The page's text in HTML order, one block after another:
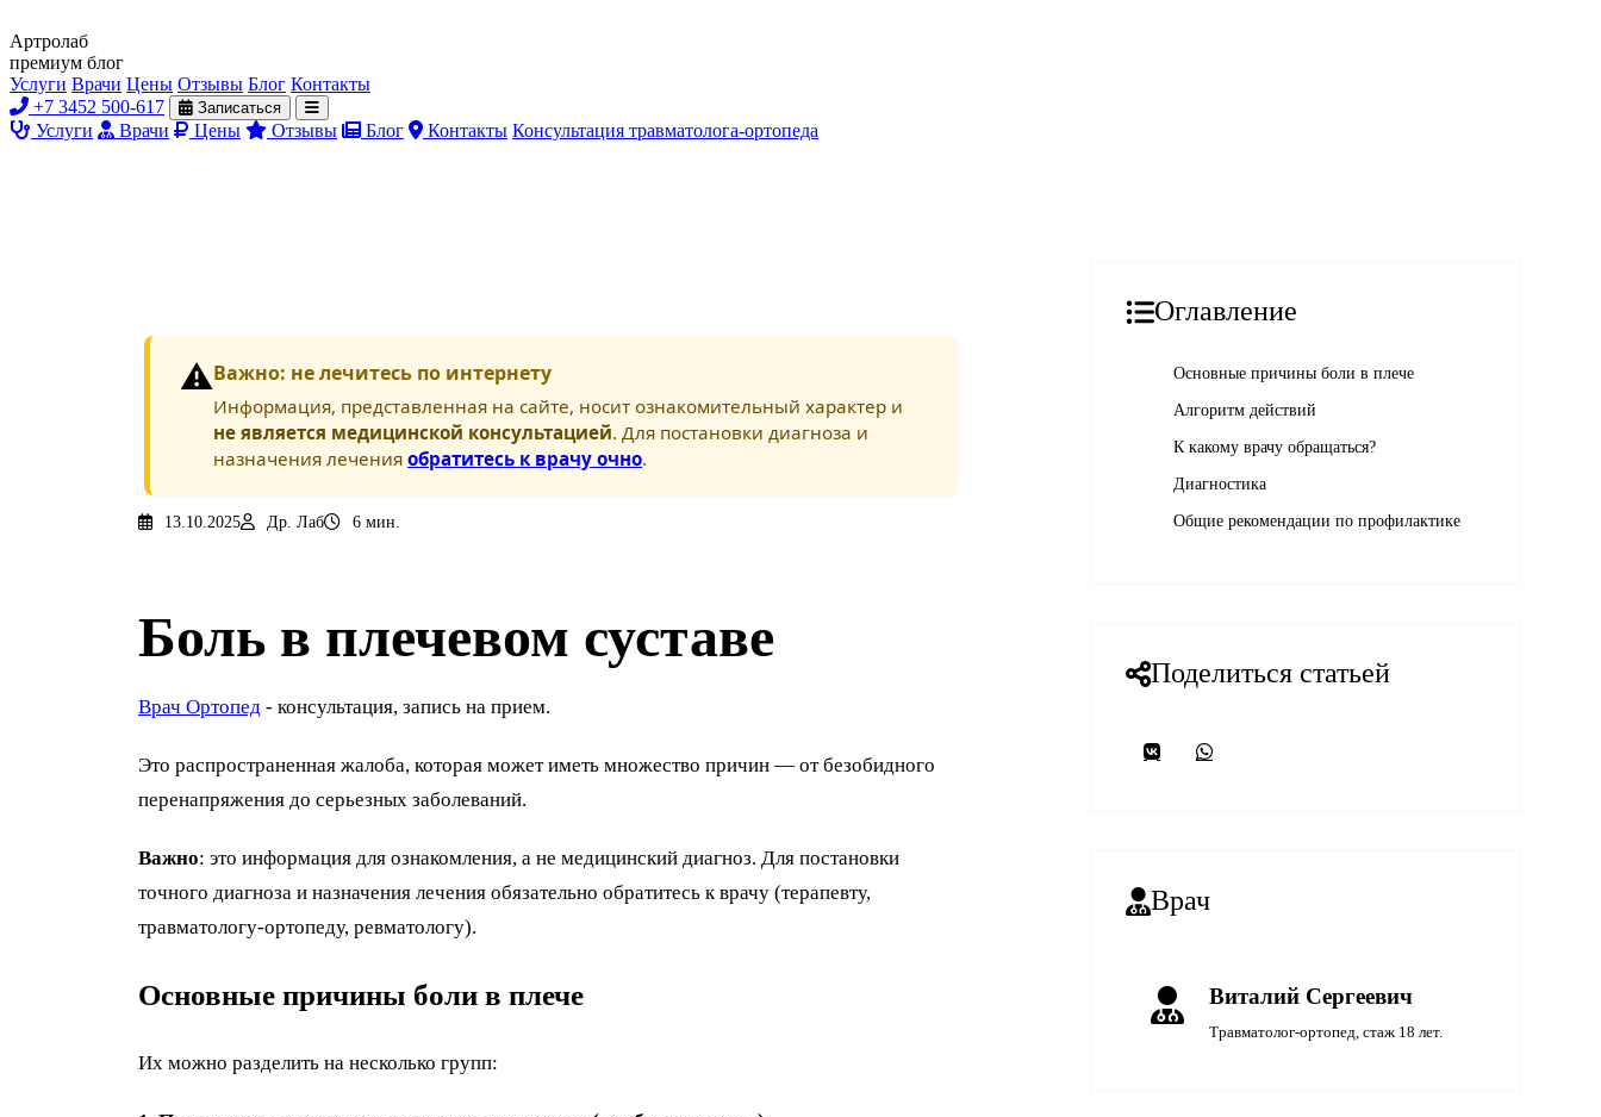
Артролаб
премиум блог
Услуги Врачи Цены Отзывы Блог Контакты
+7 3452 500-617
Записаться
Услуги Врачи Цены Отзывы Блог Контакты Консультация травматолога-ортопеда
⚠️Важно: не лечитесь по интернету
Информация, представленная на сайте, носит ознакомительный характер и
не является медицинской консультацией. Для постановки диагноза и
назначения лечения обратитесь к врачу очно.
13.10.2025 Др. Лаб 6 мин.
Боль в плечевом суставе
Врач Ортопед - консультация, запись на прием.
Это распространенная жалоба, которая может иметь множество причин — от безобидного
перенапряжения до серьезных заболеваний.
Важно: это информация для ознакомления, а не медицинский диагноз. Для постановки
точного диагноза и назначения лечения обязательно обратитесь к врачу (терапевту,
травматологу-ортопеду, ревматологу).
Основные причины боли в плече
Их можно разделить на несколько групп:
Оглавление
Основные причины боли в плече
Алгоритм действий
К какому врачу обращаться?
Диагностика
Общие рекомендации по профилактике
Поделиться статьей
Врач
Виталий Сергеевич
Травматолог-ортопед, стаж 18 лет.